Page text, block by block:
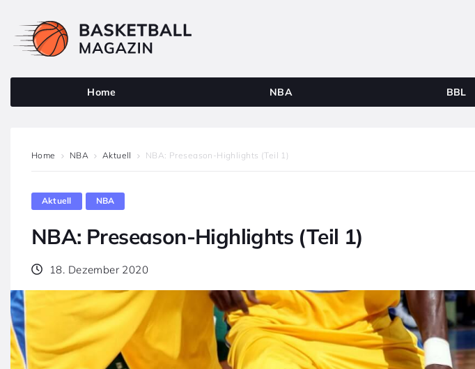
Home NBA BBL
Home NBA Aktuell NBA: Preseason-Highlights (Teil 1)
Aktuell NBA
NBA: Preseason-Highlights (Teil 1)
18. Dezember 2020